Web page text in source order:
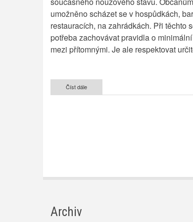
umožněno scházet se v hospůdkách,
restauracích, na zahrádkách. Při těchto
potřeba zachovávat pravidla o
mezi přítomnými. Je ale respektovat
Číst dále
Koronavirus
Archiv